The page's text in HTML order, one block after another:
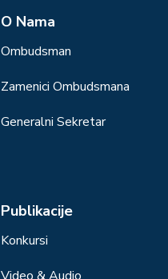
О Nama
Ombudsman
Zamenici Ombudsmana
Generalni Sekretar
Publikacije
Konkursi